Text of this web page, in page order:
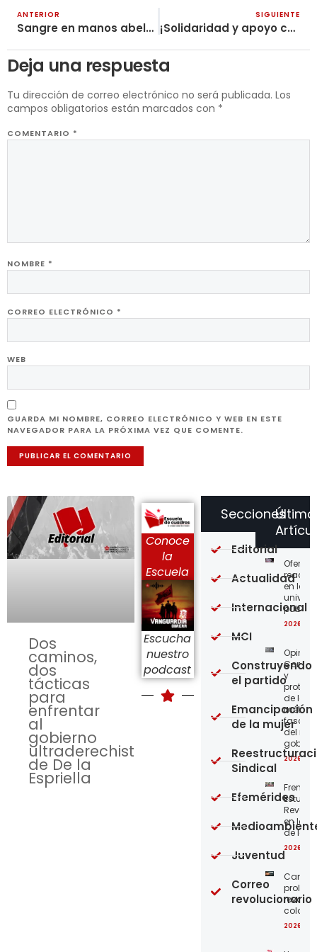
ANTERIOR
Sangre en manos abelardistas ¡la terrible muerte de Yuranis Romero!
SIGUIENTE
¡Solidaridad y apoyo con el pueblo de Venezuela!
Deja una respuesta
Tu dirección de correo electrónico no será publicada. Los
campos obligatorios están marcados con *
COMENTARIO *
NOMBRE *
CORREO ELECTRÓNICO *
WEB
GUARDA MI NOMBRE, CORREO ELECTRÓNICO Y WEB EN ESTE
NAVEGADOR PARA LA PRÓXIMA VEZ QUE COMENTE.
Dos
caminos,
dos
tácticas
para
enfrentar
al
gobierno
ultraderechista
de De la
Espriella
Conoce
la
Escuela
Escucha
nuestro
podcast
en las
2026-
y
de los
del
2026-
Frente
en la
de los
2026-
Carta
2026-
Secciones
Editorial
Actualidad
Internacional
MCI
Construyendo
el partido
Emancipación
de la mujer
Sindical
Efemérides
Juventud
Correo
revolucionario